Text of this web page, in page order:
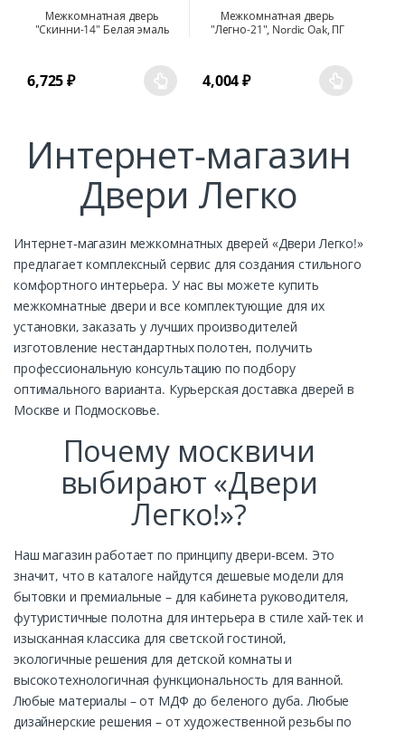
Межкомнатная дверь
"Скинни-14" Белая эмаль
6,725₽
Межкомнатная дверь
"Легно-21", Nordic Oak, ПГ
4,004₽
Интернет-магазин
Двери Легко
Интернет-магазин межкомнатных дверей «Двери Легко!»
предлагает комплексный сервис для создания стильного
комфортного интерьера. У нас вы можете купить
межкомнатные двери и все комплектующие для их
установки, заказать у лучших производителей
изготовление нестандартных полотен, получить
профессиональную консультацию по подбору
оптимального варианта. Курьерская доставка дверей в
Москве и Подмосковье.
Почему москвичи
выбирают «Двери
Легко!»?
Наш магазин работает по принципу двери-всем. Это
значит, что в каталоге найдутся дешевые модели для
бытовки и премиальные – для кабинета руководителя,
футуристичные полотна для интерьера в стиле хай-тек и
изысканная классика для светской гостиной,
экологичные решения для детской комнаты и
высокотехнологичная функциональность для ванной.
Любые материалы – от МДФ до беленого дуба. Любые
дизайнерские решения – от художественной резьбы по